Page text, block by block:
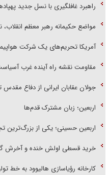
راهبرد غافلگیری با نسل جدید
مواضع حکیمانه رهبر معظم
آمریکا تحریم‌های یک شرکت
مقاومت نقشه راه آینده غرب
جولان عقابان ایرانی از دفاع مقدس
اربعین؛ زبان مشترک قدم‌ها
اربعین حسینی؛ یکی از بزرگ‌ترین
خرید قسطی اولش خنده و آخرش
کارخانه رؤیاسازی هالیوود به خط